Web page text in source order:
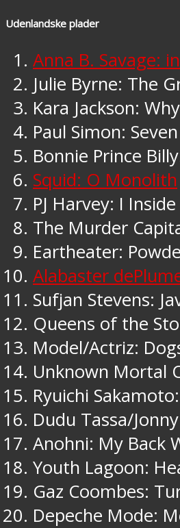
Udenlandske plader
Anna B. Savage:
Julie Byrne: The
Kara Jackson:
Paul Simon:
Bonnie Prince
Squid: O Monolith
PJ Harvey: I
The Murder
Eartheater:
Alabaster
Sufjan Stevens:
Queens of the
Model/Actriz:
Unknown Mortal
Ryuichi
Dudu Tassa/
Anohni: My Back
Youth Lagoon:
Gaz Coombes:
Depeche Mode: